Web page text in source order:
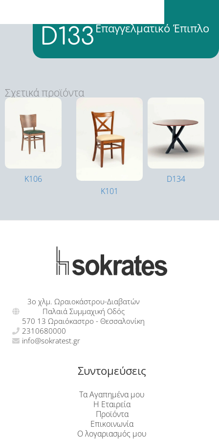
Επαγγελματικό Έπιπλο
D133
Σχετικά προϊόντα
K106
K101
D134
3ο χλμ. Ωραιοκάστρου-Διαβατών
Παλαιά Συμμαχική Οδός
570 13 Ωραιόκαστρο - Θεσσαλονίκη
2310680000
info@sokratest.gr
Συντομεύσεις
Τα Αγαπημένα μου
Η Εταιρεία
Προϊόντα
Επικοινωνία
Ο λογαριασμός μου